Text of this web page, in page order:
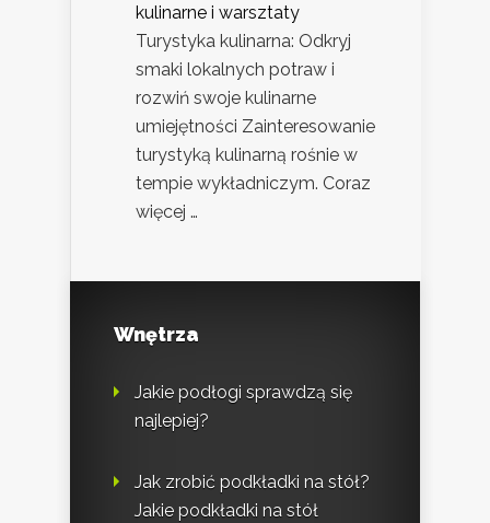
kulinarne i warsztaty
Turystyka kulinarna: Odkryj
smaki lokalnych potraw i
rozwiń swoje kulinarne
umiejętności Zainteresowanie
turystyką kulinarną rośnie w
tempie wykładniczym. Coraz
więcej …
Wnętrza
Jakie podłogi sprawdzą się
najlepiej?
Jak zrobić podkładki na stół?
Jakie podkładki na stół